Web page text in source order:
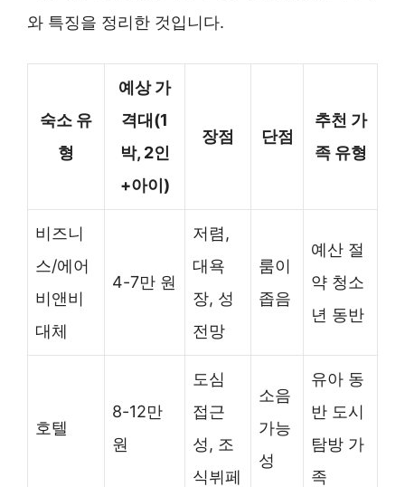
와 특징을 정리한 것입니다.
숙소 유
형
예상 가
격대(1
박, 2인
+아이)
장점 단점
추천 가
족 유형
비즈니
스/에어
비앤비
대체
4-7만 원
저렴,
대욕
장, 성
전망
룸이
좁음
예산 절
약 청소
년 동반
호텔
8-12만
원
도심
접근
성, 조
식뷔페
소음
가능
성
유아 동
반 도시
탐방 가
족